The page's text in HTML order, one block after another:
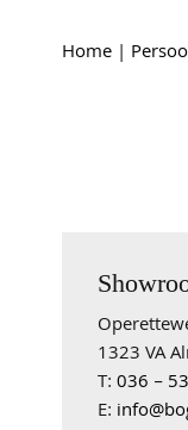
Home |
1323 VA
T:036 –
E: